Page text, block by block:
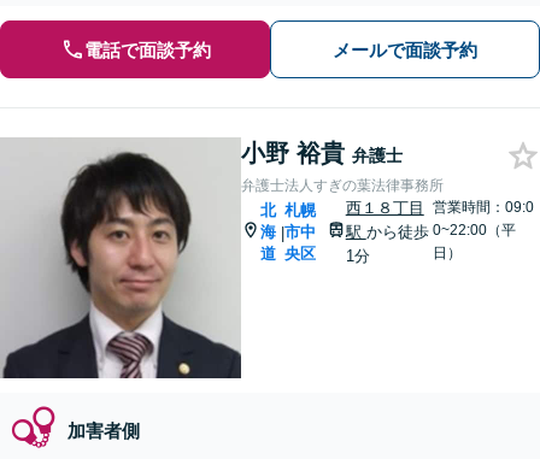
電話で面談予約 メールで面談予約
小野 裕貴 弁護士
弁護士法人すぎの葉法律事務所
北
海
道
|
札幌
市中
央区
西１８丁目
駅 から徒歩
1分
営業時間：09:0
0~22:00（平
日）
加害者側